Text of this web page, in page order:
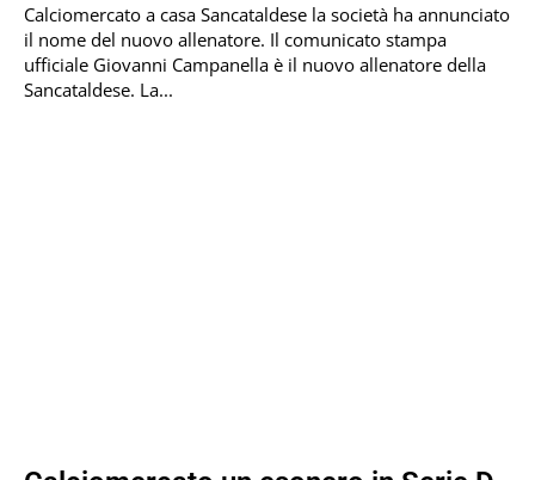
Calciomercato a casa Sancataldese la società ha annunciato
il nome del nuovo allenatore. Il comunicato stampa
ufficiale Giovanni Campanella è il nuovo allenatore della
Sancataldese. La...